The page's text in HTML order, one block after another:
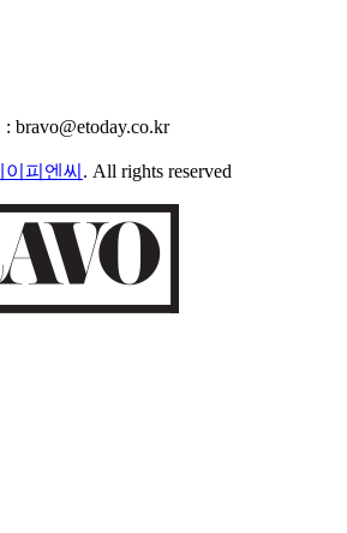
bravo@etoday.co.kr
피엔씨 . All rights reserved